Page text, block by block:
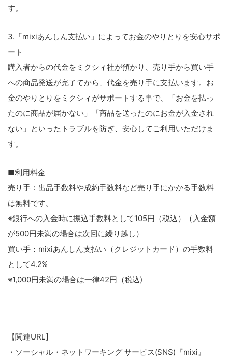
す。
3.「mixiあんしん支払い」によってお金のやりとりを安心サポ
ート
購入者からの代金をミクシィ社が預かり、売り手から買い手
への商品発送が完了てから、代金を売り手に支払います。お
金のやりとりをミクシィがサポートする事で、「お金を払っ
たのに商品が届かない」「商品を送ったのにお金が入金され
ない」といったトラブルを防ぎ、安心してご利用いただけま
す。
■利用料金
売り手：出品手数料や成約手数料など売り手にかかる手数料
は無料です。
※銀行への入金時に振込手数料として105円（税込）（入金額
が500円未満の場合は次回に繰り越し）
買い手：mixiあんしん支払い（クレジットカード）の手数料
として4.2%
※1,000円未満の場合は一律42円（税込)
【関連URL】
・ソーシャル・ネットワーキング サービス(SNS)『mixi』